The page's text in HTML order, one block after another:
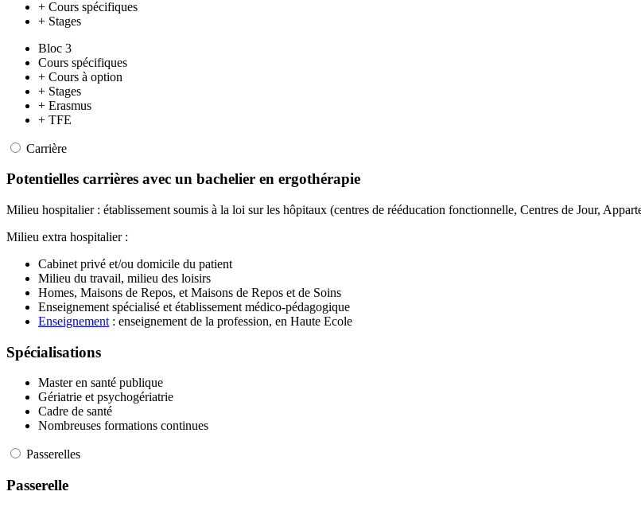
+ Cours spécifiques
+ Stages
Bloc 3
Cours spécifiques
+ Cours à option
+ Stages
+ Erasmus
+ TFE
Carrière
Potentielles carrières avec un bachelier en ergothérapie
Milieu hospitalier : établissement soumis à la loi sur les hôpitaux (centres de rééducation fonctionnelle, Centres de Jour,
Milieu extra hospitalier :
Cabinet privé et/ou domicile du patient
Milieu du travail, milieu des loisirs
Homes, Maisons de Repos, et Maisons de Repos et de Soins
Enseignement spécialisé et établissement médico-pédagogique
Enseignement : enseignement de la profession, en Haute Ecole
Spécialisations
Master en santé publique
Gériatrie et psychogériatrie
Cadre de santé
Nombreuses formations continues
Passerelles
Passerelle